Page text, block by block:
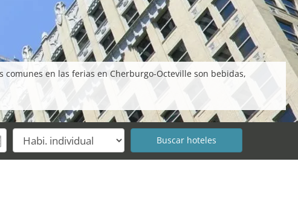
en las ferias en Cherburgo-Octeville son bebidas,